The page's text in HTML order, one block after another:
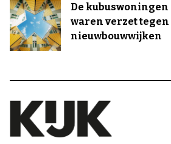
De
waren verzet
nieuwbouwwijken